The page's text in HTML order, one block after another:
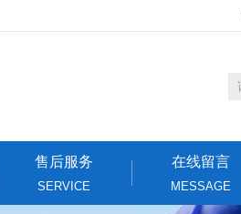
售后服务
SERVICE
在线留言
MESSAGE